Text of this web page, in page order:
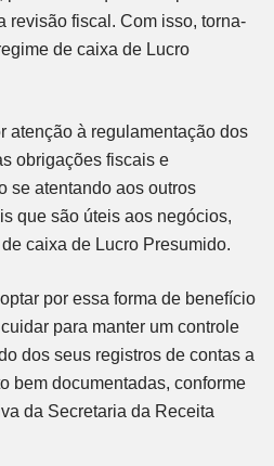
revisão fiscal. Com isso, torna-
de caixa de Lucro
atenção à regulamentação dos
obrigações fiscais e
se atentando aos outros
que são úteis aos negócios,
caixa de Lucro Presumido.
por essa forma de benefício
para manter um controle
dos seus registros de contas a
bem documentadas, conforme
da Secretaria da Receita